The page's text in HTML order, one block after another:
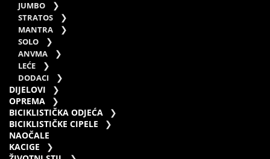
JUMBO
STRATOS
MANTRA
SOLO
ANVMA
LEĆE
DODACI
DIJELOVI
OPREMA
BICIKLISTIČKA ODJEĆA
BICIKLISTIČKE CIPELE
NAOČALE
KACIGE